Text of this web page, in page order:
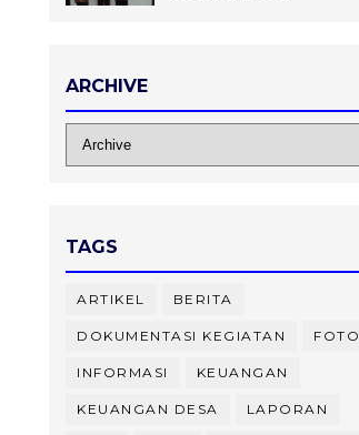
ARCHIVE
TAGS
ARTIKEL BERITA
DOKUMENTASI KEGIATAN FOTO
INFORMASI KEUANGAN
KEUANGAN DESA LAPORAN